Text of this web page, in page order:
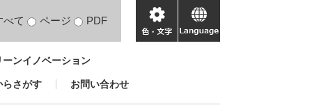
べて ページ PDF
色・
文
language
ンイノベーション
らさがす お問い合わせ